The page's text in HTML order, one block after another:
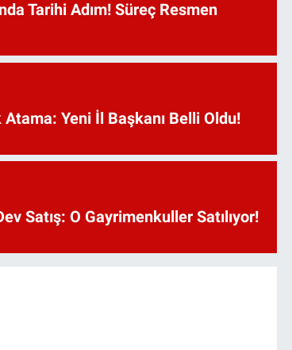
Tarihi Adım! Süreç Resmen
Yeni İl Başkanı Belli Oldu!
Satış: O Gayrimenkuller Satılıyor!